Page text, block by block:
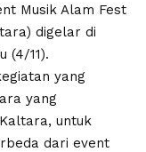
Musik Alam Fest
digelar di
(4/11).
yang
yang
untuk
dari event